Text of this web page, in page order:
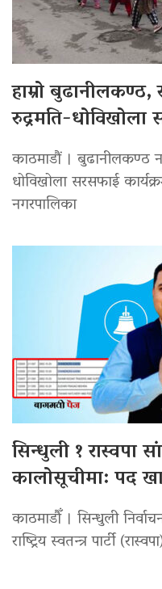
हाम्रो बुढानीलकण्ठ,
रुद्रमति-धोविखोला
काठमाडौं । बुढानीलकण्ठ
धोविखोला सरसफाई
नगरपालिका
सिन्धुली १ रास्वपा
कालोसूचीमा: पद
काठमाडौँ । सिन्धुली
राष्ट्रिय स्वतन्त्र पार्टी